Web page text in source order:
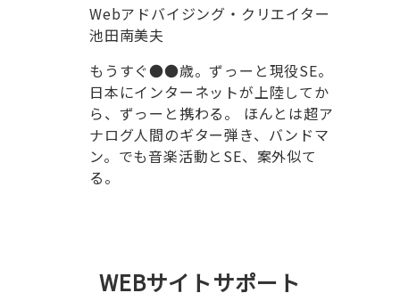
Webアドバイジング・クリエイター
池田南美夫
もうすぐ●●歳。ずっーと現役SE。
日本にインターネットが上陸してか
ら、ずっーと携わる。 ほんとは超ア
ナログ人間のギター弾き、バンドマ
ン。でも音楽活動とSE、案外似て
る。
WEBサイトサポート